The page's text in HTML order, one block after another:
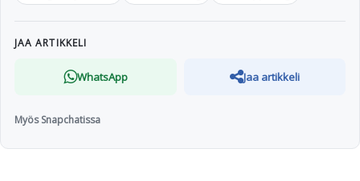
JAA ARTIKKELI
WhatsApp Jaa artikkeli
Myös Snapchatissa